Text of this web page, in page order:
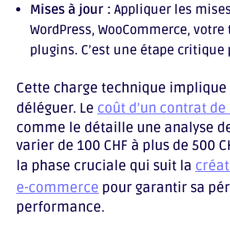
Mises à jour : Appliquer les
WordPress, WooCommerce,
plugins. C’est une étape
Cette charge technique implique
déléguer. Le coût d’un contrat
comme le détaille une analyse
varier de 100 CHF à plus de 500
la phase cruciale qui suit la
e-commerce pour garantir sa
performance.